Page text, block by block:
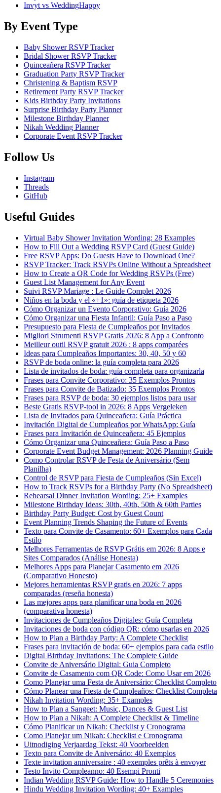
Invyt vs WeddingHappy
By Event Type
Baby Shower RSVP Tracker
Bridal Shower RSVP Tracker
Quinceañera RSVP Tracker
Graduation Party RSVP Tracker
Christening & Baptism RSVP
Retirement Party RSVP Tracker
Kids Birthday Party Invitations
Surprise Birthday Party Planner
Milestone Birthday Planner
Nikah Wedding Planner
Corporate Event RSVP Tracker
Follow Us
Instagram
Threads
GitHub
Useful Guides
Virtual Baby Shower Invitation Wording: 28 Examples
How to Fill Out a Wedding RSVP Card (Guest Guide)
Free RSVP Apps: Do Guests Have to Download One?
RSVP Tracker: Track RSVPs Online Without a Spreadsheet
How to Create a QR Code for Wedding RSVPs (Free)
Guest List Management for Any Event
Suivi RSVP Mariage : Le Guide Complet 2026
Niños en la boda y el «+1»: guía de etiqueta 2026
Cómo Organizar un Evento Corporativo: Guía 2026
Cómo Organizar una Fiesta Infantil: Guía Paso a Paso
Presupuesto para Fiesta de Cumpleaños por Invitados
Migliori Strumenti RSVP Gratis 2026: 8 App a Confronto
Meilleur outil RSVP gratuit 2026 : 8 apps comparées
Ideas para Cumpleaños Importantes: 30, 40, 50 y 60
RSVP de boda online: la guía completa para 2026
Lista de invitados de boda: guía completa para organizarla
Frases para Convite Corporativo: 35 Exemplos Prontos
Frases para Convite de Batizado: 35 Exemplos Prontos
Frases para RSVP de boda: 30 ejemplos listos para usar
Beste Gratis RSVP-tool in 2026: 8 Apps Vergeleken
Lista de Invitados para Quinceañera: Guía Práctica
Invitación Digital de Cumpleaños por WhatsApp: Guía
Frases para Invitación de Quinceañera: 45 Ejemplos
Cómo Organizar una Quinceañera: Guía Paso a Paso
Corporate Event Budget Management: 2026 Planning Guide
Como Controlar RSVP de Festa de Aniversário (Sem
Planilha)
Control de RSVP para Fiesta de Cumpleaños (Sin Excel)
How to Track RSVPs for a Birthday Party (No Spreadsheet)
Rehearsal Dinner Invitation Wording: 25+ Examples
Milestone Birthday Ideas: 30th, 40th, 50th & 60th Parties
Birthday Party Budget: Cost by Guest Count
Event Planning Trends Shaping the Future of Events
Texto para Convite de Casamento: 60+ Exemplos para Cada
Estilo
Melhores Ferramentas de RSVP Grátis em 2026: 8 Apps e
Sites Comparados (Análise Honesta)
Melhores Apps para Planejar Casamento em 2026
(Comparativo Honesto)
Mejores herramientas RSVP gratis en 2026: 7 apps
comparadas (reseña honesta)
Las mejores apps para planificar una boda en 2026
(comparativa honesta)
Invitaciones de Cumpleaños Digitales: Guía Completa
Invitaciones de boda con código QR: cómo usarlas en 2026
How to Plan a Birthday Party: A Complete Checklist
Frases para invitación de boda: 60+ ejemplos para cada estilo
Digital Birthday Invitations: The Complete Guide
Convite de Aniversário Digital: Guia Completo
Convite de Casamento com QR Code: Como Usar em 2026
Como Planejar uma Festa de Aniversário: Checklist Completo
Cómo Planear una Fiesta de Cumpleaños: Checklist Completa
Nikah Invitation Wording: 35+ Examples
How to Plan a Sangeet: Music, Dances & Guest List
How to Plan a Nikah: A Complete Checklist & Timeline
Cómo Planificar un Nikah: Checklist y Cronograma
Como Planejar um Nikah: Checklist e Cronograma
Uitnodiging Verjaardag Tekst: 40 Voorbeelden
Texto para Convite de Aniversário: 40 Exemplos
Texte invitation anniversaire : 40 exemples prêts à envoyer
Testo Invito Compleanno: 40 Esempi Pronti
Indian Wedding RSVP Guide: How to Handle 5 Ceremonies
Hindu Wedding Invitation Wording: 40+ Examples